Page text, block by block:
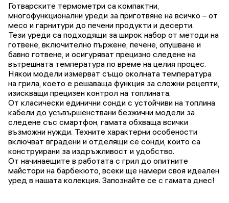
Готварските термометри са компактни,
многофункционални уреди за приготвяне на всичко – от
месо и гарнитури до печени продукти и десерти.
Тези уреди са подходящи за широк набор от методи на
готвене, включително пържене, печене, опушване и
бавно готвене, и осигуряват прецизно следене на
вътрешната температура по време на целия процес.
Някои модели измерват също околната температура
на грила, което е решаваща функция за сложни рецепти,
изискващи прецизен контрол на топлината.
От класически единични сонди с устойчиви на топлина
кабели до усъвършенствани безжични модели за
следене със смартфон, гамата обхваща всички
възможни нужди. Техните характерни особености
включват вградени и отделящи се сонди, които са
конструирани за издръжливост и удобство.
От начинаещите в работата с грил до опитните
майстори на барбекюто, всеки ще намери своя идеален
уред в нашата колекция. Запознайте се с гамата днес!